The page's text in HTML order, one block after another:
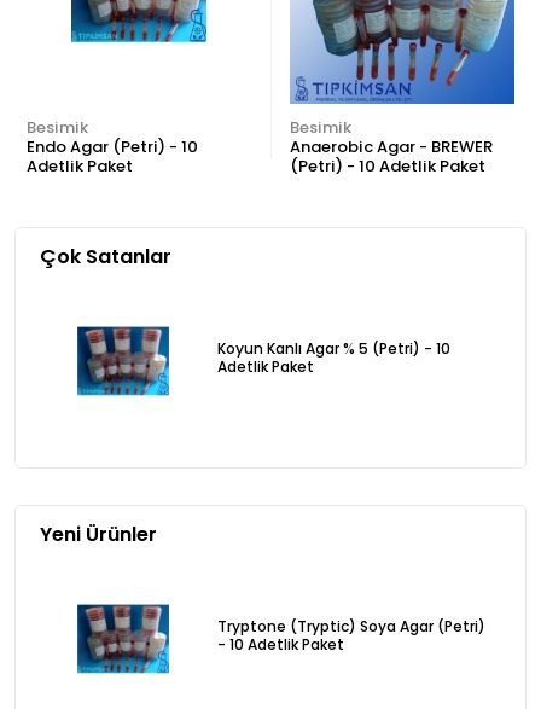
Besimik
Endo Agar (Petri) - 10
Adetlik Paket
Besimik
Anaerobic Agar - BREWER
(Petri) - 10 Adetlik Paket
Çok Satanlar
Koyun Kanlı Agar % 5 (Petri) - 10
Adetlik Paket
Yeni Ürünler
Tryptone (Tryptic) Soya Agar (Petri)
- 10 Adetlik Paket